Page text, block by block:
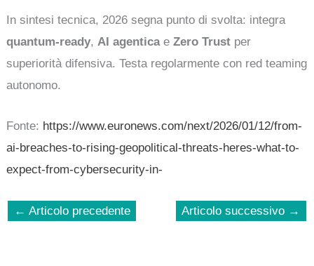
In sintesi tecnica, 2026 segna punto di svolta: integra
quantum-ready,AI agenticaeZero Trust per
superiorità difensiva. Testa regolarmente con red teaming
autonomo.
Fonte: https://www.euronews.com/next/2026/01/12/from-
ai-breaches-to-rising-geopolitical-threats-heres-what-to-
expect-from-cybersecurity-in-
← Articolo precedente Articolo successivo →